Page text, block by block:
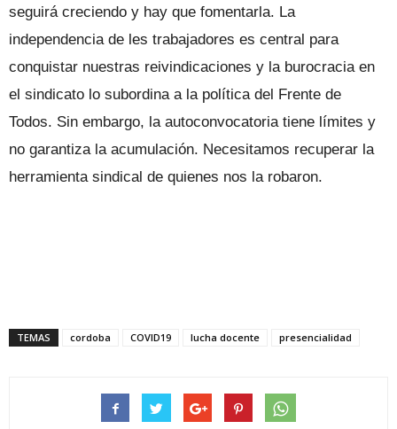
seguirá creciendo y hay que fomentarla. La
independencia de les trabajadores es central para
conquistar nuestras reivindicaciones y la burocracia en
el sindicato lo subordina a la política del Frente de
Todos. Sin embargo, la autoconvocatoria tiene límites y
no garantiza la acumulación. Necesitamos recuperar la
herramienta sindical de quienes nos la robaron.
TEMAS cordoba COVID19 lucha docente presencialidad